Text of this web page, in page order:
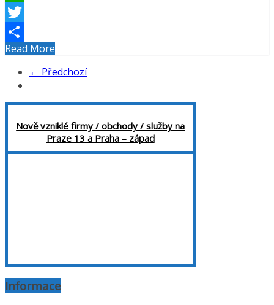
WhatsApp
Twitter
Share
Read More
← Předchozí
Nově vzniklé firmy / obchody / služby na
Praze 13 a Praha – západ
Informace